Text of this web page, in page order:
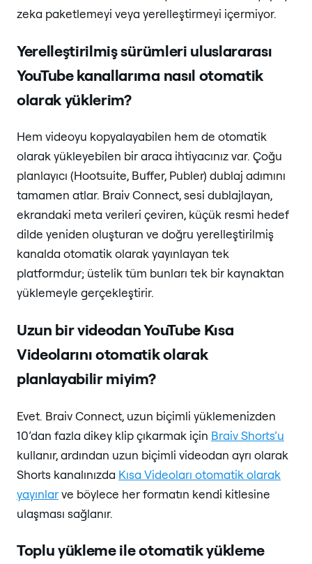
zeka paketlemeyi veya yerelleştirmeyi içermiyor.
Yerelleştirilmiş sürümleri uluslararası
YouTube kanallarıma nasıl otomatik
olarak yüklerim?
Hem videoyu kopyalayabilen hem de otomatik
olarak yükleyebilen bir araca ihtiyacınız var. Çoğu
planlayıcı (Hootsuite, Buffer, Publer) dublaj adımını
tamamen atlar. Braiv Connect, sesi dublajlayan,
ekrandaki meta verileri çeviren, küçük resmi hedef
dilde yeniden oluşturan ve doğru yerelleştirilmiş
kanalda otomatik olarak yayınlayan tek
platformdur; üstelik tüm bunları tek bir kaynaktan
yüklemeyle gerçekleştirir.
Uzun bir videodan YouTube Kısa
Videolarını otomatik olarak
planlayabilir miyim?
Evet. Braiv Connect, uzun biçimli yüklemenizden
10’dan fazla dikey klip çıkarmak için Braiv Shorts’u
kullanır, ardından uzun biçimli videodan ayrı olarak
Shorts kanalınızda Kısa Videoları otomatik olarak
yayınlarve böylece her formatın kendi kitlesine
ulaşması sağlanır.
Toplu yükleme ile otomatik yükleme